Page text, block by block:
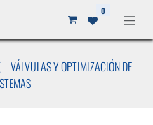
0
VÁLVULAS Y OPTIMIZACIÓN DE